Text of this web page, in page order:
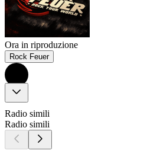
Ora in riproduzione
Rock Feuer
Radio simili
Radio simili